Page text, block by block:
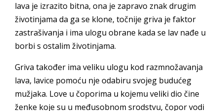
lava je izrazito bitna, ona je zapravo znak drugim
životinjama da ga se klone, točnije griva je faktor
zastrašivanja i ima ulogu obrane kada se lav nađe u
borbi s ostalim životinjama.
Griva također ima veliku ulogu kod razmnožavanja
lava, lavice pomoću nje odabiru svojeg budućeg
mužjaka. Love u čoporima u kojemu veliki dio čine
ženke koje su u međusobnom srodstvu, čopor vodi